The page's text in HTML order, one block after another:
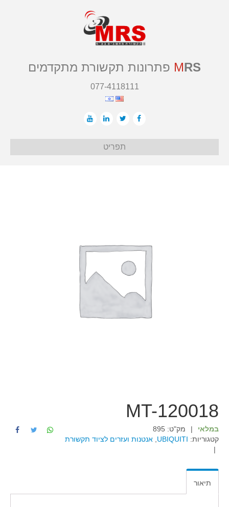
MRS פתרונות תקשורת מתקדמים
077-4118111
תפריט
MT-120018
במלאי | מק"ט: 895
קטגוריות: UBIQUITI אנטנות ועזרים לציוד תקשורת
|
תיאור